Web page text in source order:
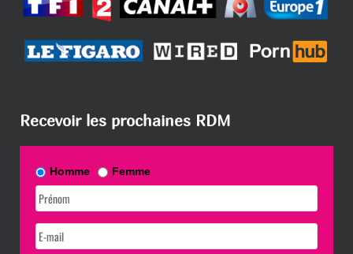
Recevoir les prochaines RDM
Homme Femme